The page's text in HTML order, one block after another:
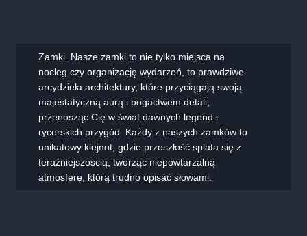
Zamki. Nasze zamki to nie tylko miejsca na
nocleg czy organizację wydarzeń, to prawdziwe
arcydzieła architektury, które przyciągają swoją
majestatyczną aurą i bogactwem detali,
przenosząc Cię w świat dawnych legend i
rycerskich przygód. Każdy z naszych zamków to
unikatowy klejnot, gdzie przeszłość splata się z
teraźniejszością, tworząc niepowtarzalną
atmosferę, którą trudno opisać słowami.